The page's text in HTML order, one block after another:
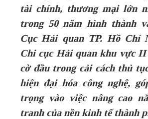
tài chính, thương mại lớn
trong 50 năm hình thành
Cục Hải quan TP. Hồ Chí
Chi cục Hải quan khu vực
cờ đầu trong cải cách thủ
hiện đại hóa công nghệ,
trọng vào việc nâng cao
tranh của nền kinh tế thành